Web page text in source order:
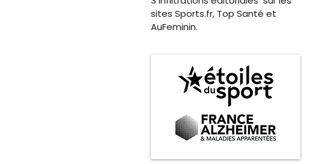
sites Sports.fr, Top Santé et
AuFeminin.